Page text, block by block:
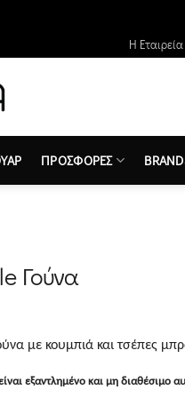
Η Εταιρεία
ΠΡΟΣΦΟΡΕΣ
Γούνα
με κουμπιά και τσέπες
εξαντλημένο και μη διαθέσιμο